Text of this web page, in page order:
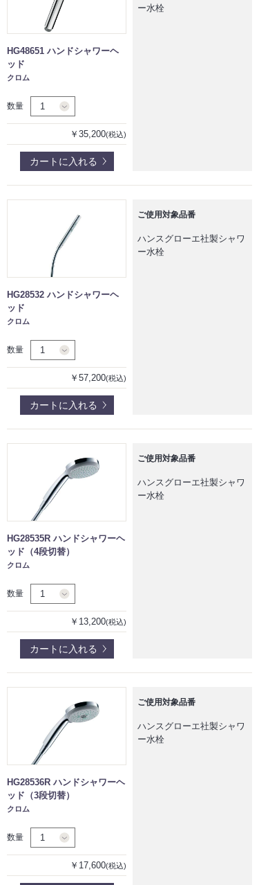
HG48651 ハンドシャワーヘ
ッド
クロム
数量
￥35,200(税込)
カートに入れる
ー水栓
HG28532 ハンドシャワーヘ
ッド
クロム
数量
￥57,200(税込)
カートに入れる
ご使用対象品番
ハンスグローエ社製シャワ
ー水栓
HG28535R ハンドシャワーヘ
ッド（4段切替）
クロム
数量
￥13,200(税込)
カートに入れる
ご使用対象品番
ハンスグローエ社製シャワ
ー水栓
HG28536R ハンドシャワーヘ
ッド（3段切替）
クロム
数量
￥17,600(税込)
ご使用対象品番
ハンスグローエ社製シャワ
ー水栓